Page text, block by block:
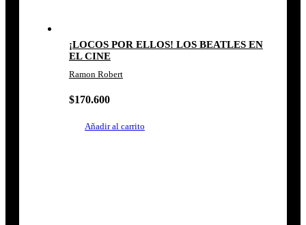
¡LOCOS POR ELLOS! LOS BEATLES EN
EL CINE
Ramon Robert
$170.600
Añadir al carrito